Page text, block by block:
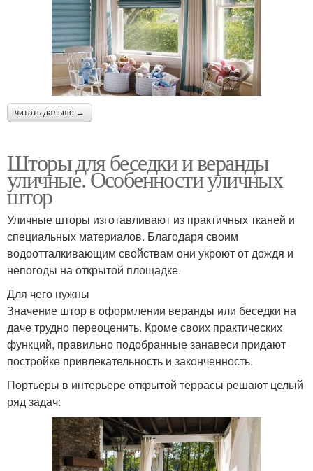
читать дальше →
Шторы для беседки и веранды
уличные. Особенности уличных
штор
Уличные шторы изготавливают из практичных тканей и
специальных материалов. Благодаря своим
водоотталкивающим свойствам они укроют от дождя и
непогоды на открытой площадке.
Для чего нужны
Значение штор в оформлении веранды или беседки на
даче трудно переоценить. Кроме своих практических
функций, правильно подобранные занавеси придают
постройке привлекательность и законченность.
Портьеры в интерьере открытой террасы решают целый
ряд задач: